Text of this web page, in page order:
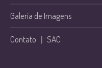
Galeria de Imagens
Contato |SAC